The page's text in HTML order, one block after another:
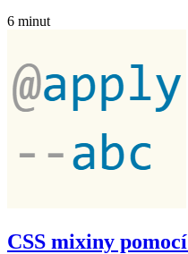
6 minut
CSS mixiny pomocí